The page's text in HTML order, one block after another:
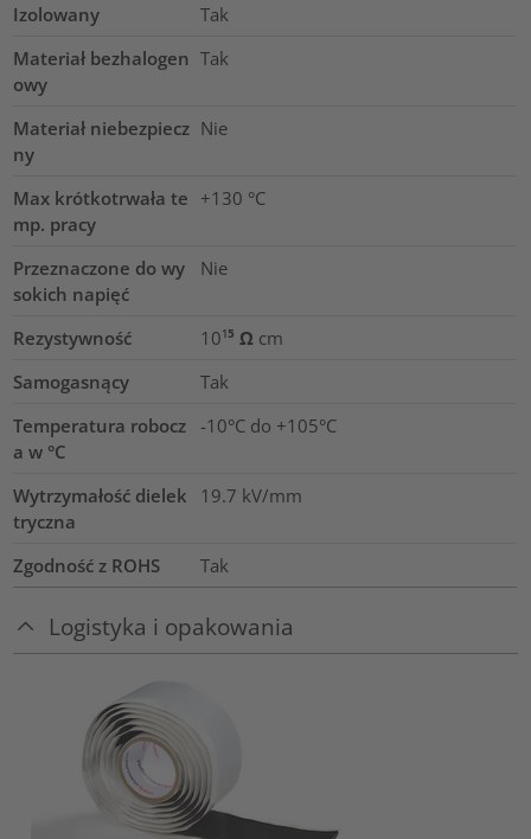
Izolowany
Tak
Materiał bezhalogen
owy
Tak
Materiał niebezpiecz
ny
Nie
Max krótkotrwała te
mp. pracy
+130 °C
Przeznaczone do wy
sokich napięć
Nie
Rezystywność
10¹⁵ Ω cm
Samogasnący
Tak
Temperatura robocz
a w °C
-10°C do +105°C
Wytrzymałość dielek
tryczna
19.7 kV/mm
Zgodność z ROHS Tak
Logistyka i opakowania